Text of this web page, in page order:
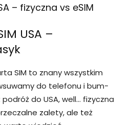
– fizyczna vs eSIM
USA –
SIM to znany wszystkim
do telefonu i bum-
do USA, well… fizyczna
zalety, ale też